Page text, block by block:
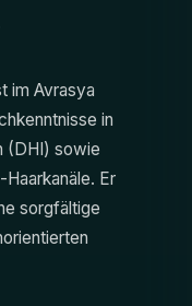
im Avrasya
in
(DHI) sowie
Er
sorgfältige